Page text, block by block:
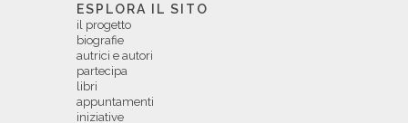
ESPLORA IL SITO
il progetto
biografie
autrici e autori
partecipa
libri
appuntamenti
iniziative